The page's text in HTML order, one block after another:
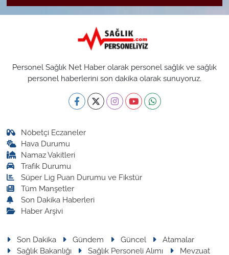
Personel Sağlık Net Haber olarak personel sağlık ve sağlık
personel haberlerini son dakika olarak sunuyoruz.
Nöbetçi Eczaneler
Hava Durumu
Namaz Vakitleri
Trafik Durumu
Süper Lig Puan Durumu ve Fikstür
Tüm Manşetler
Son Dakika Haberleri
Haber Arşivi
Son Dakika Gündem Güncel
Atamalar
Sağlık Bakanlığı
Sağlık Personeli Alımı Mevzuat